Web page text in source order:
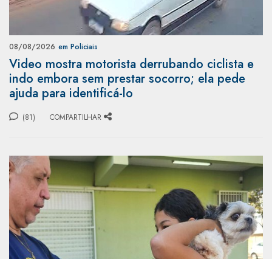
08/08/2026 em Policiais
Video mostra motorista derrubando ciclista e
indo embora sem prestar socorro; ela pede
ajuda para identificá-lo
(81) COMPARTILHAR